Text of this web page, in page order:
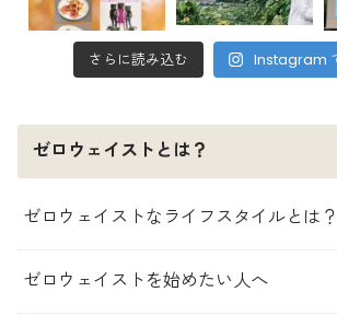
さらに読み込む Instagram
ゼロウェイストとは？
ゼロウェイストなライフスタイルとは？
ゼロウェイストを始めたい人へ